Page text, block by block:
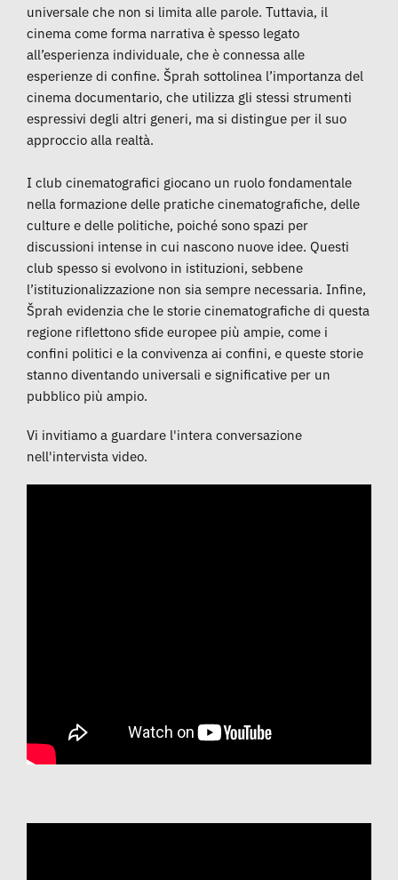
universale che non si limita alle parole. Tuttavia, il
cinema come forma narrativa è spesso legato
all’esperienza individuale, che è connessa alle
esperienze di confine. Šprah sottolinea l’importanza del
cinema documentario, che utilizza gli stessi strumenti
espressivi degli altri generi, ma si distingue per il suo
approccio alla realtà.
I club cinematografici giocano un ruolo fondamentale
nella formazione delle pratiche cinematografiche, delle
culture e delle politiche, poiché sono spazi per
discussioni intense in cui nascono nuove idee. Questi
club spesso si evolvono in istituzioni, sebbene
l’istituzionalizzazione non sia sempre necessaria. Infine,
Šprah evidenzia che le storie cinematografiche di questa
regione riflettono sfide europee più ampie, come i
confini politici e la convivenza ai confini, e queste storie
stanno diventando universali e significative per un
pubblico più ampio.
Vi invitiamo a guardare l'intera conversazione
nell'intervista video.